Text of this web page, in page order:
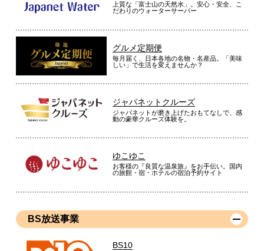
上質な「富士山の天然水」。安心・安全、こ
だわりのウォーターサーバー
グルメ定期便
毎月届く、日本各地の名物・名産品。「美味
しい」で生活を変えませんか？
ジャパネットクルーズ
ジャパネットが磨き上げたおもてなしで、感
動の豪華クルーズ体験を。
ゆこゆこ
お客様の『良質な温泉旅』をお手伝い。国内
の旅館・宿・ホテルの宿泊予約サイト
BS放送事業
BS10